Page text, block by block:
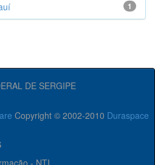
1
DE SERGIPE
Copyright © 2002-2010 Duraspace
- NTI